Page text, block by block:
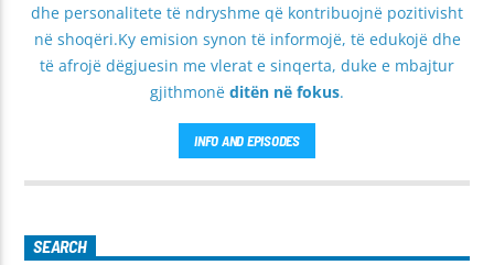
dhe personalitete të ndryshme që kontribuojnë pozitivisht
në shoqëri.Ky emision synon të informojë, të edukojë dhe
të afrojë dëgjuesin me vlerat e sinqerta, duke e mbajtur
gjithmonë ditën në fokus.
INFO AND EPISODES
SEARCH